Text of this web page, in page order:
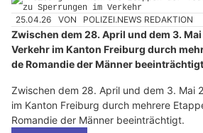
25.04.26 VON POLIZEI.NEWS REDAKTION
Zwischen dem 28. April und dem 3.
Verkehr im Kanton Freiburg durch
de Romandie der Männer
Zwischen dem 28. April und dem 3. Mai
im Kanton Freiburg durch mehrere
Romandie der Männer beeinträchtigt.